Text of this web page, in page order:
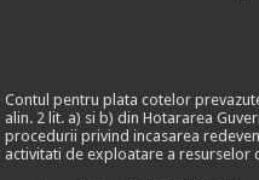
Contul pentru plata cotelor
alin. 2 lit. a) si b) din Hotararea
procedurii privind incasarea
activitati de exploatare a resurselor